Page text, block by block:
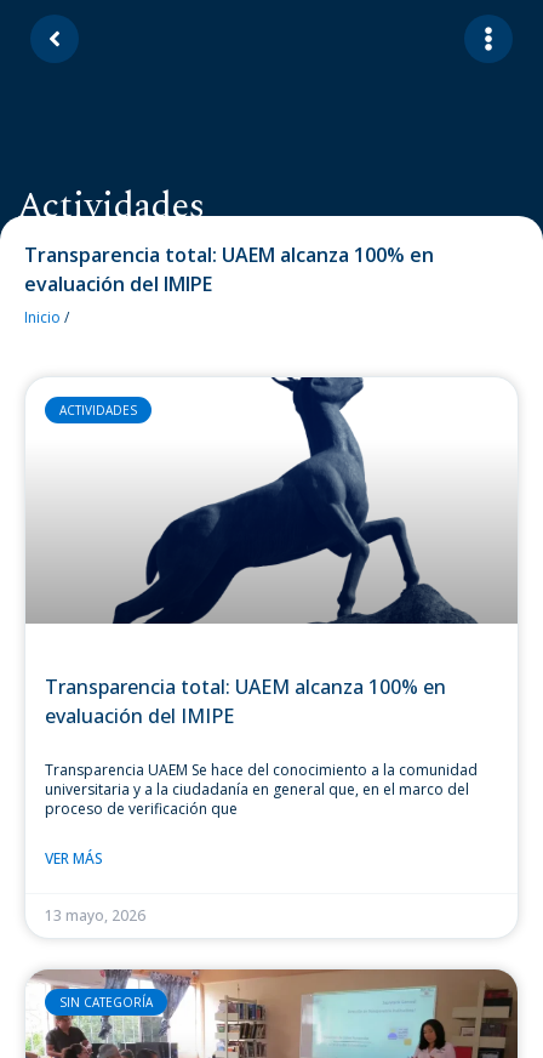
Actividades
Transparencia total: UAEM alcanza 100% en
evaluación del IMIPE
Inicio /
ACTIVIDADES
Transparencia total: UAEM alcanza 100% en
evaluación del IMIPE
Transparencia UAEM Se hace del conocimiento a la comunidad
universitaria y a la ciudadanía en general que, en el marco del
proceso de verificación que
VER MÁS
13 mayo, 2026
SIN CATEGORÍA